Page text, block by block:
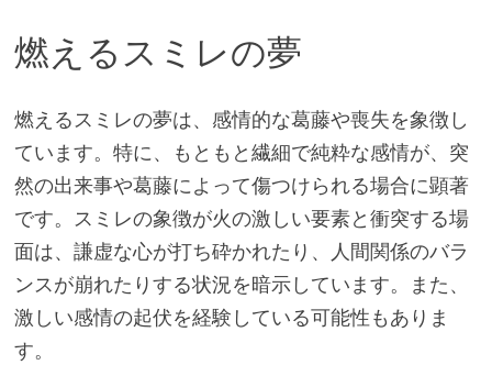
燃えるスミレの夢
燃えるスミレの夢は、感情的な葛藤や喪失を象徴し
ています。特に、もともと繊細で純粋な感情が、突
然の出来事や葛藤によって傷つけられる場合に顕著
です。スミレの象徴が火の激しい要素と衝突する場
面は、謙虚な心が打ち砕かれたり、人間関係のバラ
ンスが崩れたりする状況を暗示しています。また、
激しい感情の起伏を経験している可能性もありま
す。